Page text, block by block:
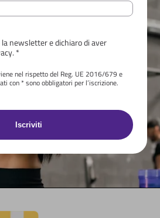
tua performance?
al nostro esperto
on-line.
Contattaci
newsletter e dichiaro di aver
*
nel rispetto del Reg. UE 2016/679 e
con * sono obbligatori per l’iscrizione.